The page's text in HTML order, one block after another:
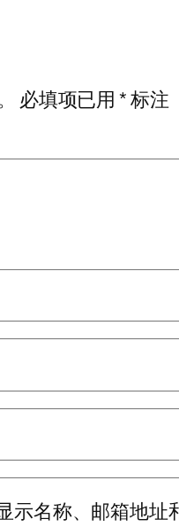
必填项已用*标注
示名称、邮箱地址